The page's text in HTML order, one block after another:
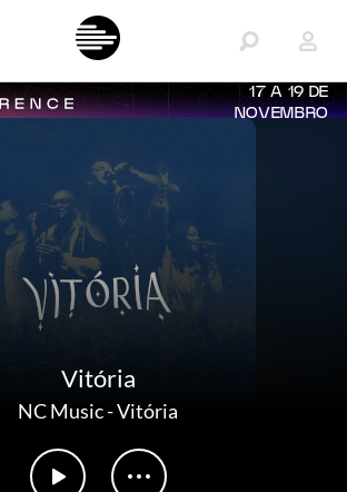
17 A 19 DE
NOVEMBRO
Vitória
NC Music-Vitória